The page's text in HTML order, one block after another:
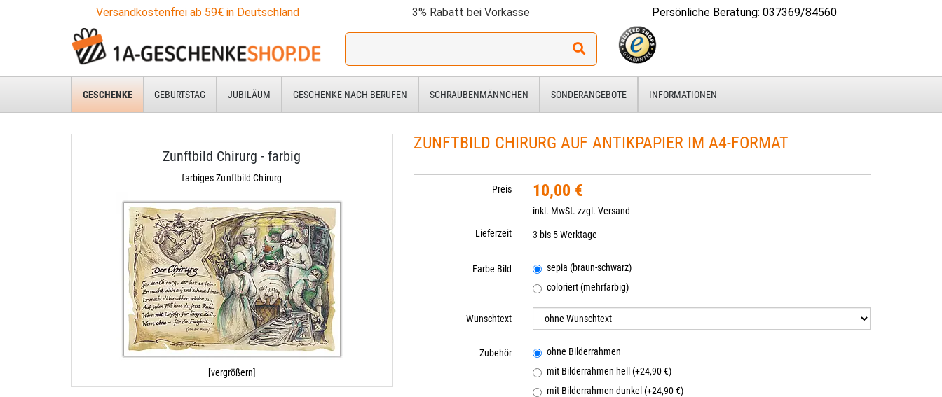
Versandkostenfrei ab 59€ in Deutschland 3% Rabatt bei Vorkasse Persönliche Beratung: 037369/84560
Ich
für:
GESCHENKE GEBURTSTAG JUBILÄUM GESCHENKE NACH BERUFEN SCHRAUBENMÄNNCHEN SONDERANGEBOTE INFORMATIONEN
Zunftbild Chirurg - farbig
farbiges Zunftbild Chirurg
[vergrößern]
ZUNFTBILD CHIRURG AUF ANTIKPAPIER IM A4-FORMAT
Preis 10,00 €
inkl. MwSt. zzgl.Versand
Lieferzeit
3 bis 5 Werktage
Farbe Bild
sepia (braun-schwarz)
coloriert (mehrfarbig)
Wunschtext
Zubehör
ohne Bilderrahmen
mit Bilderrahmen hell (+24,90 €)
mit Bilderrahmen dunkel (+24,90 €)